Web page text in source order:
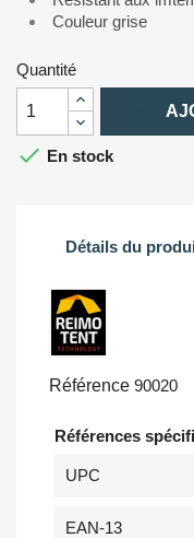
Couleur grise
Quantité
 En stock
Détails du
Référence 90020
Références
UPC
EAN-13